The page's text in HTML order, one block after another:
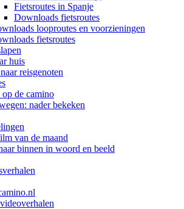
Fietsroutes in Spanje
Downloads fietsroutes
looproutes en voorzieningen
fietsroutes
huis
reisgenoten
de camino
nader bekeken
van de maand
binnen in woord en beeld